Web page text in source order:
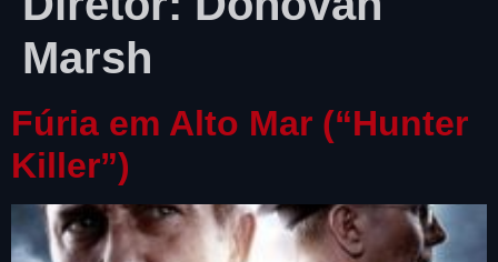
Marsh
Fúria em Alto Mar (“Hunter
Killer”)